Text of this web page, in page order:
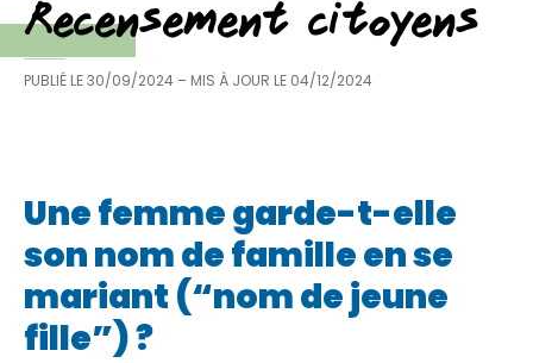
Recensement citoyens
PUBLIÉ LE30/09/2024 – MIS À JOUR LE 04/12/2024
Une femme garde-t-elle
son nom de famille en se
mariant (“nom de jeune
fille”) ?